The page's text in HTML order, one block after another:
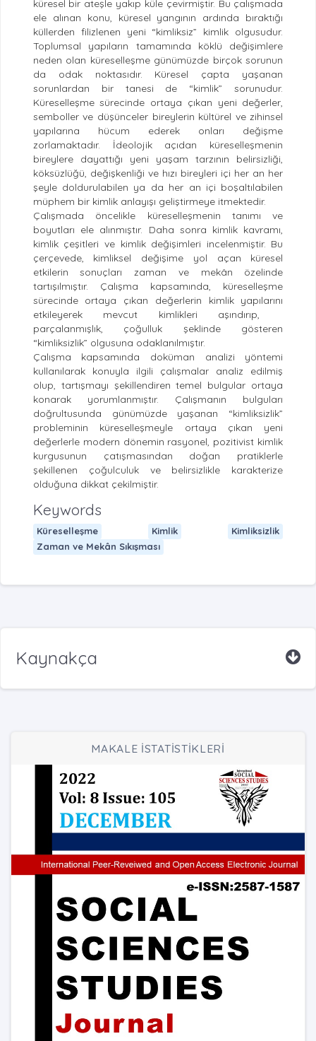
küresel bir ateşle yakıp küle çevirmiştir. Bu çalışmada
ele alınan konu, küresel yangının ardında bıraktığı
küllerden filizlenen yeni “kimliksiz” kimlik olgusudur.
Toplumsal yapıların tamamında köklü değişimlere
neden olan küreselleşme günümüzde birçok sorunun
da odak noktasıdır. Küresel çapta yaşanan
sorunlardan bir tanesi de “kimlik” sorunudur.
Küreselleşme sürecinde ortaya çıkan yeni değerler,
semboller ve düşünceler bireylerin kültürel ve zihinsel
yapılarına hücum ederek onları değişme
zorlamaktadır. İdeolojik açıdan küreselleşmenin
bireylere dayattığı yeni yaşam tarzının belirsizliği,
köksüzlüğü, değişkenliği ve hızı bireyleri içi her an her
şeyle doldurulabilen ya da her an içi boşaltılabilen
müphem bir kimlik anlayışı geliştirmeye itmektedir.
Çalışmada öncelikle küreselleşmenin tanımı ve
boyutları ele alınmıştır. Daha sonra kimlik kavramı,
kimlik çeşitleri ve kimlik değişimleri incelenmiştir. Bu
çerçevede, kimliksel değişime yol açan küresel
etkilerin sonuçları zaman ve mekân özelinde
tartışılmıştır. Çalışma kapsamında, küreselleşme
sürecinde ortaya çıkan değerlerin kimlik yapılarını
etkileyerek mevcut kimlikleri aşındırıp,
parçalanmışlık, çoğulluk şeklinde gösteren
“kimliksizlik” olgusuna odaklanılmıştır.
Çalışma kapsamında doküman analizi yöntemi
kullanılarak konuyla ilgili çalışmalar analiz edilmiş
olup, tartışmayı şekillendiren temel bulgular ortaya
konarak yorumlanmıştır. Çalışmanın bulguları
doğrultusunda günümüzde yaşanan “kimliksizlik”
probleminin küreselleşmeyle ortaya çıkan yeni
değerlerle modern dönemin rasyonel, pozitivist kimlik
kurgusunun çatışmasından doğan pratiklerle
şekillenen çoğulculuk ve belirsizlikle karakterize
olduğuna dikkat çekilmiştir.
Keywords
Küreselleşme Kimlik
Kimliksizlik
Zaman ve Mekân Sıkışması
Kaynakça
MAKALE İSTATİSTİKLERİ